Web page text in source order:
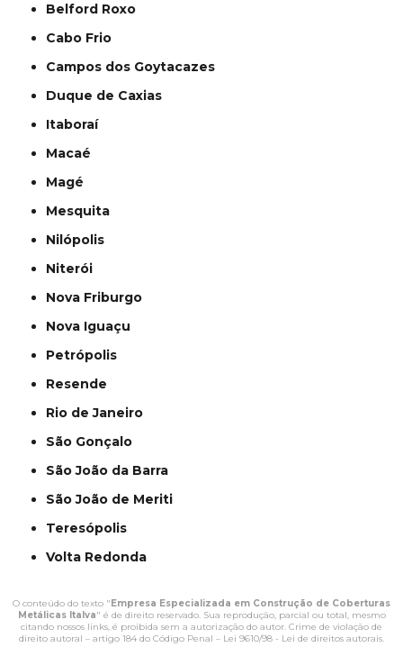
Belford Roxo
Cabo Frio
Campos dos Goytacazes
Duque de Caxias
Itaboraí
Macaé
Magé
Mesquita
Nilópolis
Niterói
Nova Friburgo
Nova Iguaçu
Petrópolis
Resende
Rio de Janeiro
São Gonçalo
São João da Barra
São João de Meriti
Teresópolis
Volta Redonda
O conteúdo do texto " Empresa Especializada em Construção de Coberturas
Metálicas Italva" é de direito reservado. Sua reprodução, parcial ou total, mesmo
citando nossos links, é proibida sem a autorização do autor. Crime de violação de
direito autoral – artigo 184 do Código Penal – Lei 9610/98 - Lei de direitos autorais.